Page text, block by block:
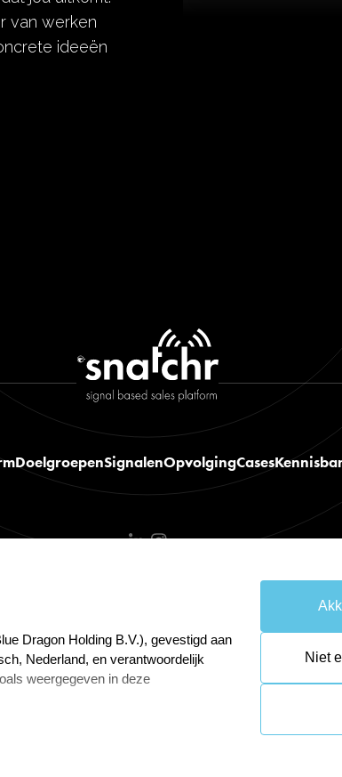
van werken
ideeën
DoelgroepenSignalenOpvolgingCases
Cookies resetten
Dragon Holding B.V.), gevestigd aan
Nederland, en verantwoordelijk
weergegeven in deze
van Blue Dragon Online
Niet